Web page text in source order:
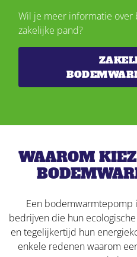
Wil je meer informatie
zakelijke pand?
WAAROM
Een bodemwarmtepomp
bedrijven die hun
en tegelijkertijd hun
enkele redenen waarom